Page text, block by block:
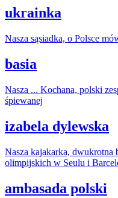
ukrainka
Nasza sąsiadka, o Polsce
basia
Nasza ... Kochana, polski
śpiewanej
izabela dylewska
Nasza kajakarka, dwukrotna
olimpijskich w Seulu i
ambasada polski